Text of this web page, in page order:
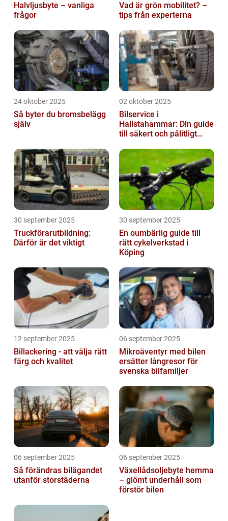
Halvljusbyte – vanliga
frågor
Vad är grön mobilitet? –
tips från experterna
24 oktober 2025
Så byter du bromsbelägg
själv
02 oktober 2025
Bilservice i
Hallstahammar: Din guide
till säkert och pålitligt
30 september 2025
Truckförarutbildning:
Därför är det viktigt
30 september 2025
En oumbärlig guide till
rätt cykelverkstad i
Köping
12 september 2025
Billackering - att välja rätt
färg och kvalitet
06 september 2025
Mikroäventyr med bilen
ersätter långresor för
svenska bilfamiljer
06 september 2025
Så förändras bilägandet
utanför storstäderna
06 september 2025
Växellådsoljebyte hemma
– glömt underhåll som
förstör bilen